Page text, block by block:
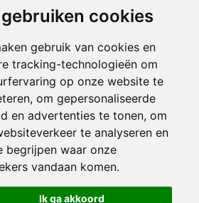
cookies
gebruik van cookies en
tracking-technologieën om
op onze website te
om gepersonaliseerde
en advertenties te tonen, om
te analyseren en
begrijpen waar onze
vandaan komen.
Ik ga akkoord
10.00 - 12.30 en 13.30 - 17.00
10.00 - 12.30 en 13.30 - 17.00
Zaterdag
gesloten
Zondag gesloten